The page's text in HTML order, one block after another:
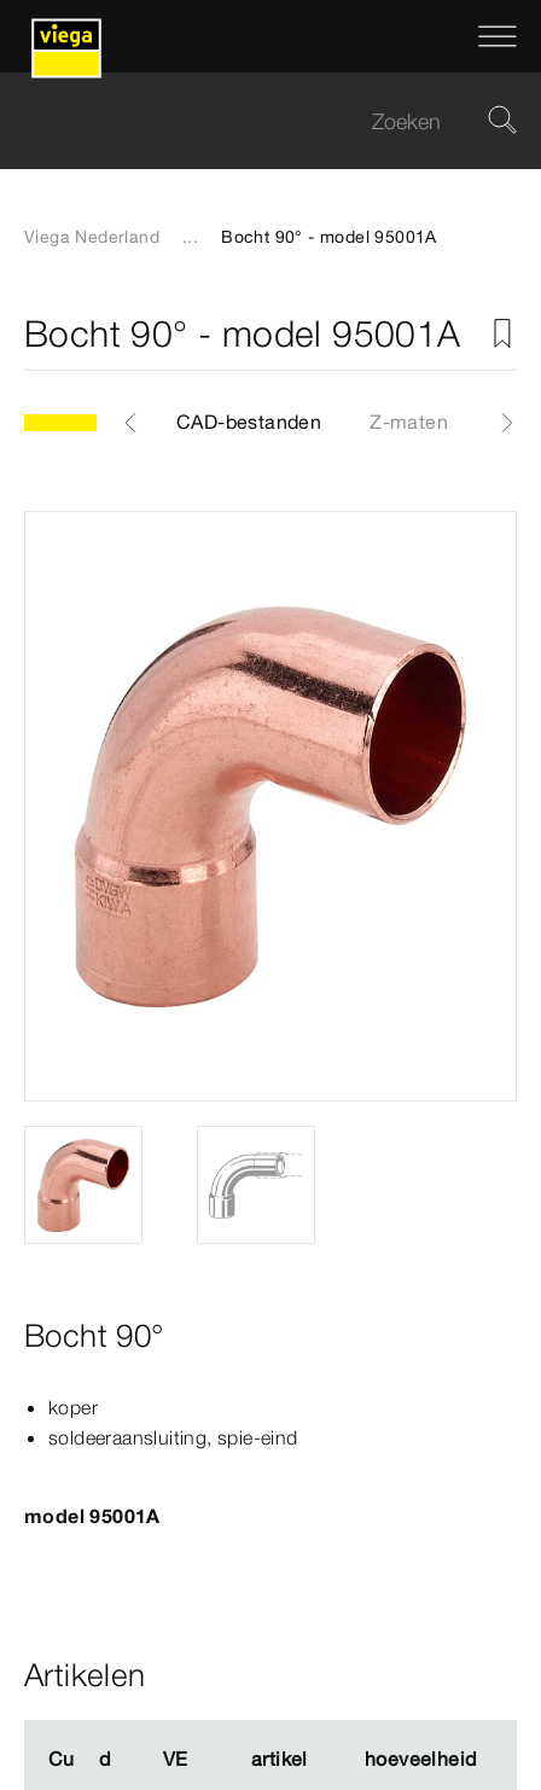
Viega Nederland ... Bocht 90° - model 95001A
Bocht 90° - model 95001A
Etiketten CAD-bestanden Z-maten
Bocht 90°
koper
soldeeraansluiting, spie-​eind
model 95001A
Artikelen
Cu d VE artikel hoeveelheid
Cu d VE artikel hoeveelheid